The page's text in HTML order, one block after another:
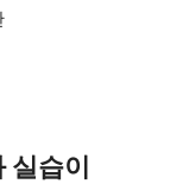
실습이